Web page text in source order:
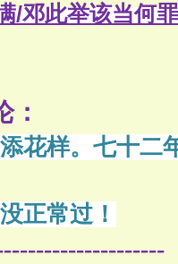
/邓此举该当何
：
花样。 七十二
正常过！